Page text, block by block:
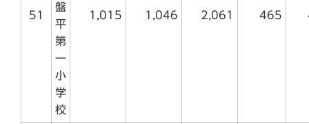
51
盤
平
第
一
小
学
校
1,015 1,046 2,061 465